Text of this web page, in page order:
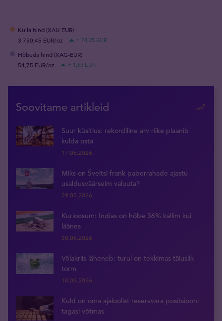
Kulla hind (XAU-EUR)
3 750,45 EUR/oz
+ 74,25 EUR
Hõbeda hind (XAG-EUR)
54,75 EUR/oz
+ 1,63 EUR
Soovitame artikleid
Suur küsitlus: rekordiline arv riike plaanib
kulda osta
17.06.2026
Miks on Šveitsi frank paberrahade ajastu
usaldusväärseim valuuta?
29.05.2026
Kurioosum: Indias on hõbe 36% kallim kui
läänes
30.06.2026
Võlakriis läheneb: turul on tekkimas täiuslik
torm
18.05.2026
Kuld on oma ajaloolist reservvara positsiooni
tagasi võtmas